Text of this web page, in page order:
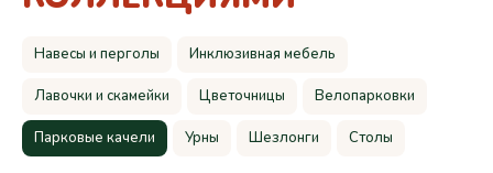
Навесы и перголы Инклюзивная мебель
Лавочки и скамейки Цветочницы Велопарковки
Парковые качели Урны Шезлонги Столы